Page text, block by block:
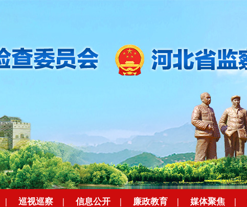
| 巡视巡察 | 信息公开 | 廉政教育 | 媒体聚焦 |